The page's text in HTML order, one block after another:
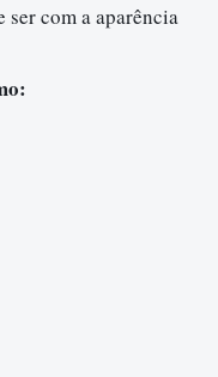
com a aparência